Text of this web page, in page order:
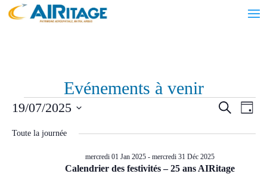
Evénements à venir
Évènements
samedi
vues
Recherche
de
Jour
19/07/2025
Toute la journée
Calendrier des festivités – 25 ans AIRitage
mercredi 01 Jan 2025- mercredi 31 Déc 2025